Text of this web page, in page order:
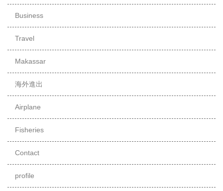
Business
Travel
Makassar
海外進出
Airplane
Fisheries
Contact
profile